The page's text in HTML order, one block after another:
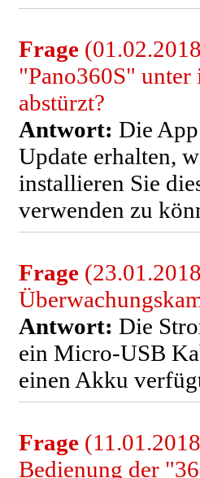
Frage
"Pano360S" unter
abstürzt?
Antwort: Die
Update erhalten,
installieren Sie
verwenden zu
Frage
Antwort: Die
ein Micro-USB
einen Akku
Frage
Bedienung der